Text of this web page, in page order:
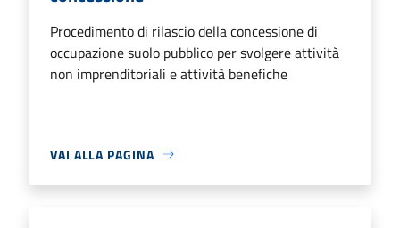
Procedimento di rilascio della concessione di
occupazione suolo pubblico per svolgere attività
non imprenditoriali e attività benefiche
VAI ALLA PAGINA